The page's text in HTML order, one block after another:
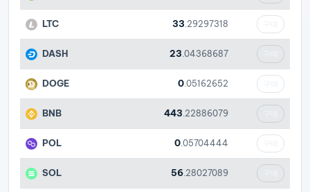
LTC 33 .29297318
DASH 23 .04368687
DOGE 0 .05162652
BNB 443 .22886079
POL 0 .05704444
SOL 56 .28027089